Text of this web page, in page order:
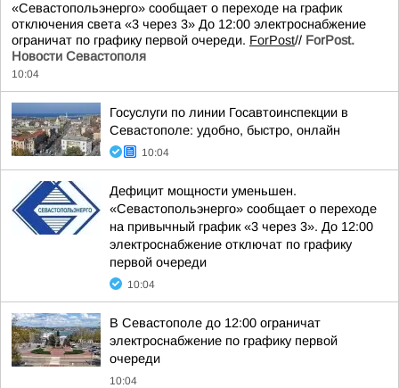
«Севастопольэнерго» сообщает о переходе на график
отключения света «3 через 3» До 12:00 электроснабжение
ограничат по графику первой очереди. ForPost// ForPost.
Новости Севастополя
10:04
Госуслуги по линии Госавтоинспекции в
Севастополе: удобно, быстро, онлайн
10:04
Дефицит мощности уменьшен.
«Севастопольэнерго» сообщает о переходе
на привычный график «3 через 3». До 12:00
электроснабжение отключат по графику
первой очереди
10:04
В Севастополе до 12:00 ограничат
электроснабжение по графику первой
очереди
10:04